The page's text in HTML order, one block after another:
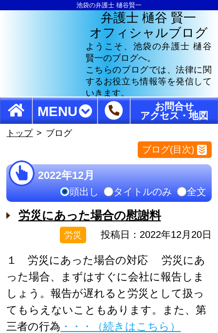
池袋の弁護士 樋谷賢一
弁護士 樋谷 賢一
オフィシャルブログ
ようこそ、池袋の弁護士 樋谷
賢一のブログへ。
こちらのブログでは、法律に関
するお役立ち情報等を発信して
いきます。
MENU
お問合せ
アクセス・地図
トップ ブログ
ブログ(目次)
2022年12月
頭出し タイトルのみ 全文
労災にあった場合の慰謝料
労災 投稿日：2022年12月20日
１ 労災にあった場合の対応 労災にあ
った場合、まずはすぐに会社に報告しま
しょう。報告が遅れると労災として扱っ
てもらえないこともあります。また、第
三者の行為 ・・・（続きはこちら）